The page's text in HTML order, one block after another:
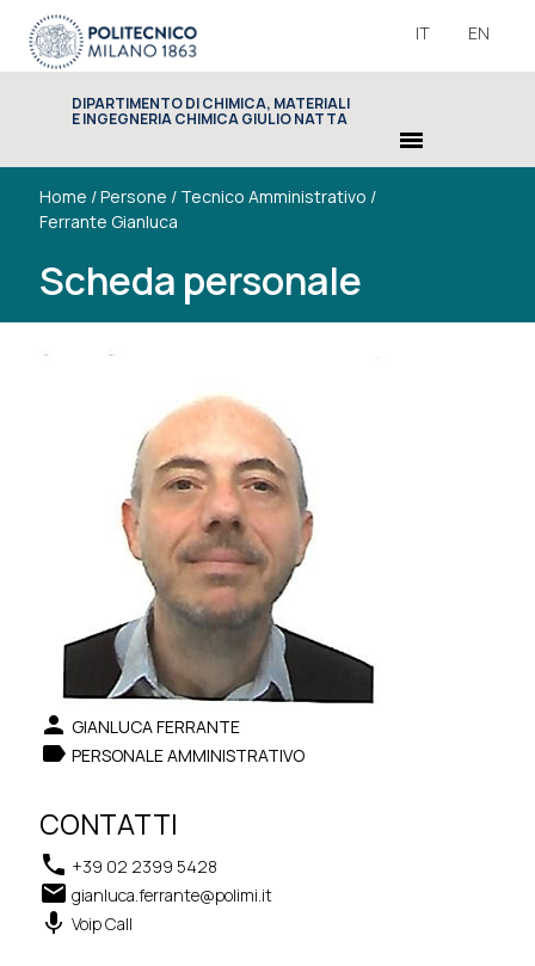
EN
IT
DIPARTIMENTO DI CHIMICA, MATERIALI
E INGEGNERIA CHIMICA GIULIO NATTA
menu
Home /Persone / Tecnico Amministrativo /
Ferrante Gianluca
Scheda personale
person GIANLUCA FERRANTE
label PERSONALE AMMINISTRATIVO
CONTATTI
phone +39 02 2399 5428
email gianluca.ferrante@polimi.it
keyboard_voice Voip Call